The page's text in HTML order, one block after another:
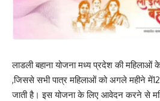
लाडली बहाना योजना मध्य प्रदेश की महिलाओं
,जिससे सभी पात्र महिलाओं को अगले महीने
जाती है। इस योजना के लिए आवेदन करने से